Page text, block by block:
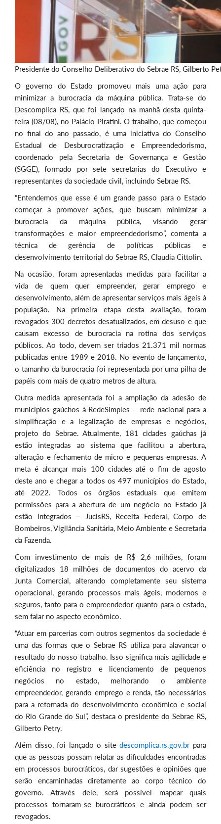
Presidente do Conselho Deliberativo do Sebrae RS, Gilberto
O governo do Estado promoveu mais uma ação para
minimizar a burocracia da máquina pública. Trata-se do
Descomplica RS, que foi lançado na manhã desta quinta-
feira (08/08), no Palácio Piratini. O trabalho, que começou
no final do ano passado, é uma iniciativa do Conselho
Estadual de Desburocratização e Empreendedorismo,
coordenado pela Secretaria de Governança e Gestão
(SGGE), formado por sete secretarias do Executivo e
representantes da sociedade civil, incluindo Sebrae RS.
“Entendemos que esse é um grande passo para o Estado
começar a promover ações, que buscam minimizar a
burocracia da máquina pública, visando gerar
transformações e maior empreendedorismo”, comenta a
técnica de gerência de políticas públicas e
desenvolvimento territorial do Sebrae RS, Claudia Cittolin.
Na ocasião, foram apresentadas medidas para facilitar a
vida de quem quer empreender, gerar emprego e
desenvolvimento, além de apresentar serviços mais ágeis à
população. Na primeira etapa desta avaliação, foram
revogados 300 decretos desatualizados, em desuso e que
causam excesso de burocracia na rotina dos serviços
públicos. Ao todo, devem ser triados 21.371 mil normas
publicadas entre 1989 e 2018. No evento de lançamento,
o tamanho da burocracia foi representada por uma pilha de
papéis com mais de quatro metros de altura.
Outra medida apresentada foi a ampliação da adesão de
municípios gaúchos à RedeSimples – rede nacional para a
simplificação e a legalização de empresas e negócios,
projeto do Sebrae. Atualmente, 181 cidades gaúchas já
estão integradas ao sistema que facilitou a abertura,
alteração e fechamento de micro e pequenas empresas. A
meta é alcançar mais 100 cidades até o fim de agosto
deste ano e chegar a todos os 497 municípios do Estado,
até 2022. Todos os órgãos estaduais que emitem
permissões para a abertura de um negócio no Estado já
estão integrados – JucisRS, Receita Federal, Corpo de
Bombeiros, Vigilância Sanitária, Meio Ambiente e Secretaria
da Fazenda.
Com investimento de mais de R$ 2,6 milhões, foram
digitalizados 18 milhões de documentos do acervo da
Junta Comercial, alterando completamente seu sistema
operacional, gerando processos mais ágeis, modernos e
seguros, tanto para o empreendedor quanto para o estado,
sem falar no aspecto econômico.
“Atuar em parcerias com outros segmentos da sociedade é
uma das formas que o Sebrae RS utiliza para alavancar o
resultado do nosso trabalho. Isso significa mais agilidade e
eficiência no registro e licenciamento de pequenos
negócios no estado, melhorando o ambiente
empreendedor, gerando emprego e renda, tão necessários
para a retomada do desenvolvimento econômico e social
do Rio Grande do Sul”, destaca o presidente do Sebrae RS,
Gilberto Petry.
Além disso, foi lançado o sitedescomplica.rs.gov.brpara
que as pessoas possam relatar as dificuldades encontradas
em processos burocráticos, dar sugestões e opiniões que
serão encaminhadas diretamente ao corpo técnico do
governo. Através dele, será possível mapear quais
processos tornaram-se burocráticos e ainda podem ser
revogados.